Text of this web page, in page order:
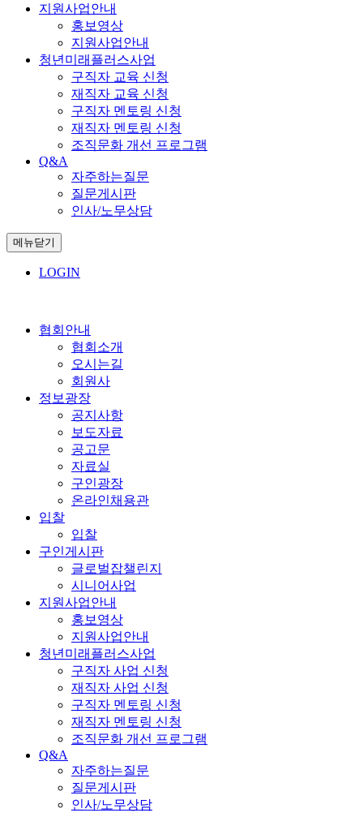
지원사업안내
홍보영상
지원사업안내
청년미래플러스사업
구직자 교육 신청
재직자 교육 신청
구직자 멘토링 신청
재직자 멘토링 신청
조직문화 개선 프로그램
Q&A
자주하는질문
질문게시판
인사/노무상담
메뉴닫기
LOGIN
협회안내
협회소개
오시는길
회원사
정보광장
공지사항
보도자료
공고문
자료실
구인광장
온라인채용관
입찰
입찰
구인게시판
글로벌잡챌린지
시니어사업
지원사업안내
홍보영상
지원사업안내
청년미래플러스사업
구직자 사업 신청
재직자 사업 신청
구직자 멘토링 신청
재직자 멘토링 신청
조직문화 개선 프로그램
Q&A
자주하는질문
질문게시판
인사/노무상담